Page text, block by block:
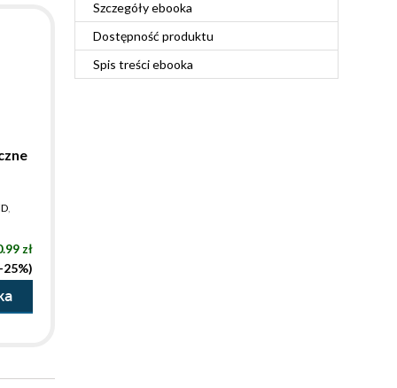
Szczegółyebooka
Dostępność produktu
Spis treściebooka
,
zł
25%)